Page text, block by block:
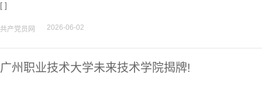
[ ]
共产党员网 2026-06-02
广州职业技术大学未来技术学院揭牌!